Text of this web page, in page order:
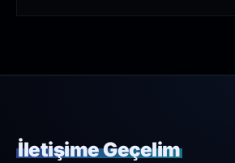
İletişime Geçelim